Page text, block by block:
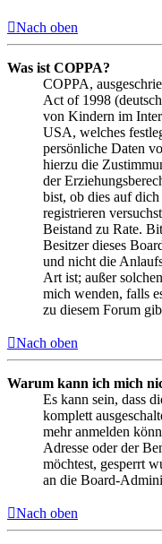
Nach oben
Was ist COPPA?
COPPA,
Act of 1998
von Kindern im
USA, welches
persönliche Daten
hierzu die
der
bist, ob dies auf
registrieren
Beistand zu Rate.
Besitzer dieses
und nicht die
Art ist; außer
mich wenden, falls
zu diesem Forum
Nach oben
Warum kann ich mich
Es kann sein, dass
komplett
mehr anmelden
Adresse oder der
möchtest, gesperrt
an die Board-
Nach oben